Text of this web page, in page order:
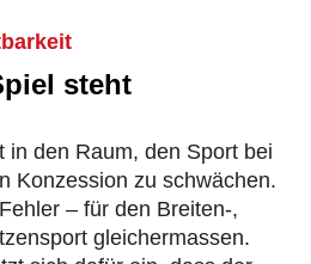
steht
in den Raum, den Sport bei
Konzession zu schwächen.
– für den Breiten-,
gleichermassen.